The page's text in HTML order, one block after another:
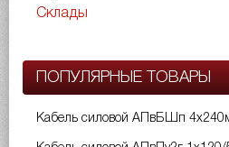
Склады
ПОПУЛЯРНЫЕ ТОВАРЫ
Кабель силовой АПвБШп